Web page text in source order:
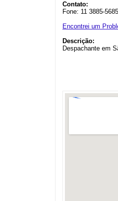
Contato:
Fone: 11 3885-5685
Encontrei um
Descrição:
Despachante em